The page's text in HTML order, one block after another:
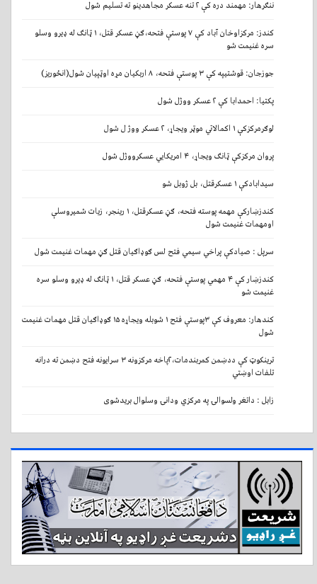
ننګرهار: مهمند دره کې ۲ تنه عسکر مجاهدینو ته تسلیم شول
کندز: مرکزاوخان آباد کې ۷ پوستې فتحه،ګڼ عسکر قتل، ۱ ټانګ له ډیرو وسلو
سره غنیمت شو
جوزجان: قوشتیپه کې ۳ پوستې فتحه، ۸ اربکیان مړه اوټپیان شول(انځوریز)
پکتیا: احمدابا کې ۲ عسکر ووژل شول
لوګرمرکزکې ۱ اکمالاتي موټر ویجاړ، ۲ عسکر ووژ ل شول
پروان مرکزکې ټانګ ویجاړ، ۴ امریکايي عسکرووژل شول
سیدابادکې ۱ عسکرقتل، بل ژوبل شو
کندزښارکې مهمه پوسته فتحه، ګڼ عسکرقتل، ۱ رینجر، زیات شمیروسلې
اومهمات غنیمت شول
سرپل : صیادکې پراخي سیمي فتح لس ګوډاګيان قتل ګڼ مهمات غنیمت شول
کندزښار کې ۴ مهمي پوستې فتحه، ګڼ عسکر قتل، ۱ ټانګ له ډیرو وسلو سره
غنیمت شو
کندهار: معروف کې ۳پوستې فتح ۱ شوبله ویجاړه ۱۵ ګوډاګیان قتل مهمات غنیمت
شول
ترینکوټ کې ددښمن کمربندمات،۲پاخه مرکزونه ۳ سرایونه فتح دښمن ته درانه
تلفات اوښتي
زابل : داتغر ولسوالۍ په مرکزي ودانۍ وسلوال بریدشوی